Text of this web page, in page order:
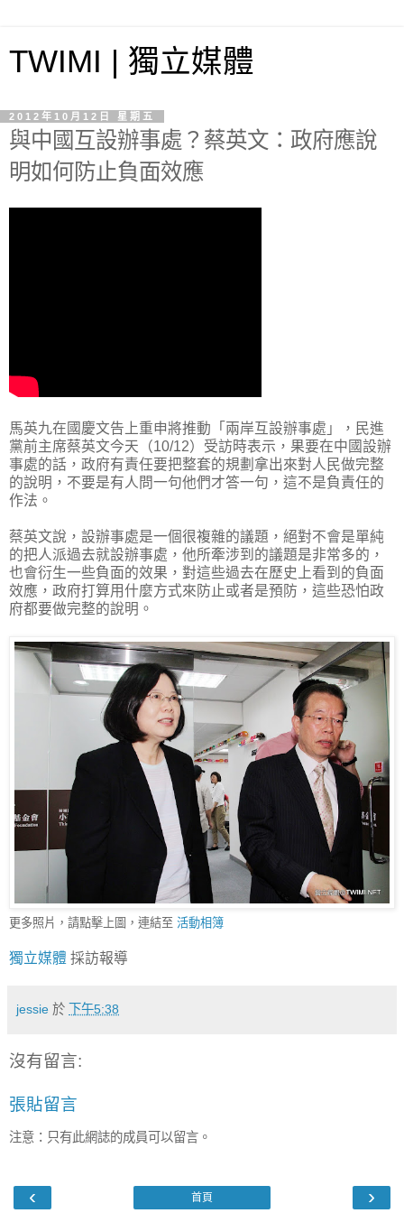
TWIMI | 獨立媒體
2012年10月12日 星期五
與中國互設辦事處？蔡英文：政府應說
明如何防止負面效應
馬英九在國慶文告上重申將推動「兩岸互設辦事處」，民進
黨前主席蔡英文今天（10/12）受訪時表示，果要在中國設辦
事處的話，政府有責任要把整套的規劃拿出來對人民做完整
的說明，不要是有人問一句他們才答一句，這不是負責任的
作法。
蔡英文說，設辦事處是一個很複雜的議題，絕對不會是單純
的把人派過去就設辦事處，他所牽涉到的議題是非常多的，
也會衍生一些負面的效果，對這些過去在歷史上看到的負面
效應，政府打算用什麼方式來防止或者是預防，這些恐怕政
府都要做完整的說明。
更多照片，請點擊上圖，連結至 活動相簿
獨立媒體 採訪報導
jessie 於 下午5:38
沒有留言:
張貼留言
注意：只有此網誌的成員可以留言。
‹ ›
首頁